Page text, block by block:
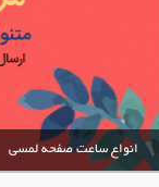
انواع ساعت صفحه لمسی